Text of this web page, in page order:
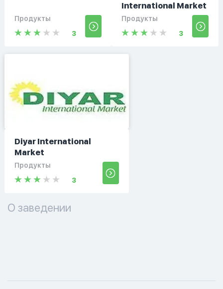
Продукты
3
International Market
Продукты
3
Diyar International
Market
Продукты
3
О заведении